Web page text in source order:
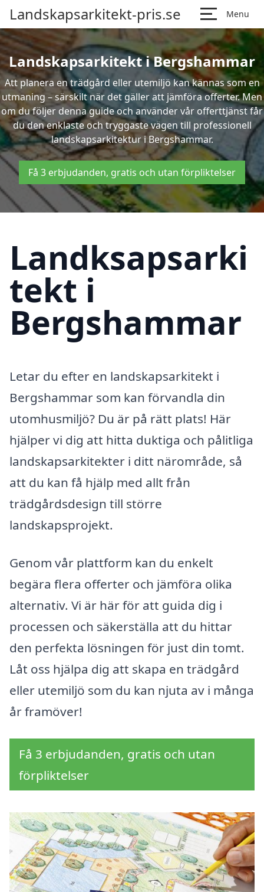
Landskapsarkitekt-pris.se Menu
Landskapsarkitekt i Bergshammar
Att planera en trädgård eller utemiljö kan kännas som en
utmaning – särskilt när det gäller att jämföra offerter. Men
om du följer denna guide och använder vår offerttjänst får
du den enklaste och tryggaste vägen till professionell
landskapsarkitektur i Bergshammar.
Få 3 erbjudanden, gratis och utan förpliktelser
Landksapsarki
tekt i
Bergshammar
Letar du efter en landskapsarkitekt i
Bergshammar som kan förvandla din
utomhusmiljö? Du är på rätt plats! Här
hjälper vi dig att hitta duktiga och pålitliga
landskapsarkitekter i ditt närområde, så
att du kan få hjälp med allt från
trädgårdsdesign till större
landskapsprojekt.
Genom vår plattform kan du enkelt
begära flera offerter och jämföra olika
alternativ. Vi är här för att guida dig i
processen och säkerställa att du hittar
den perfekta lösningen för just din tomt.
Låt oss hjälpa dig att skapa en trädgård
eller utemiljö som du kan njuta av i många
år framöver!
Få 3 erbjudanden, gratis och utan
förpliktelser